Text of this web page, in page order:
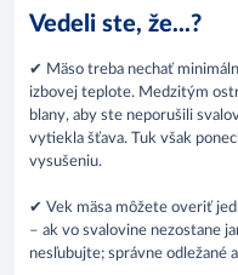
Vedeli ste, že...?
✔ Mäso treba nechať
izbovej teplote. Medzitým
blany, aby ste neporušili
vytiekla šťava. Tuk však
vysušeniu.
✔ Vek mäsa môžete overiť
– ak vo svalovine nezostane
nesľubujte; správne odležané